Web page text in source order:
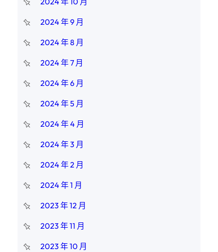
2024 年 9 月
2024 年 8 月
2024 年 7 月
2024 年 6 月
2024 年 5 月
2024 年 4 月
2024 年 3 月
2024 年 2 月
2024 年 1 月
2023 年 12 月
2023 年 11 月
2023 年 10 月